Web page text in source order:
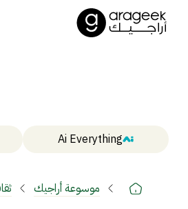
Ai Everything
موسوعة أراجيك